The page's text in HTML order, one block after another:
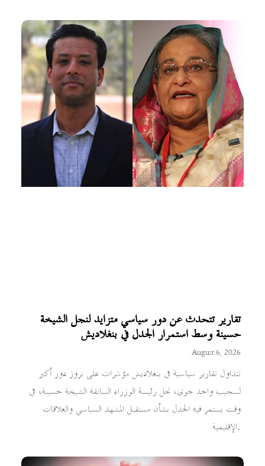
تقارير تتحدث عن دور سياسي متزايد لنجل الشيخة
حسينة وسط استمرار الجدل في بنغلاديش
August 6, 2026
تتداول تقارير سياسية في بنغلاديش مؤشرات على بروز دور أكبر
لسجيب واجد جوي، نجل رئيسة الوزراء السابقة الشيخة حسينة، في
وقت يستمر فيه الجدل بشأن مستقبل المشهد السياسي والعلاقات
الإقليمية.